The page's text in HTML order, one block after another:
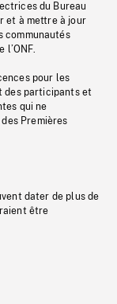
du Bureau
et à mettre à jour
communautés
pour les
des participants et
qui ne
Premières
dater de plus de
être